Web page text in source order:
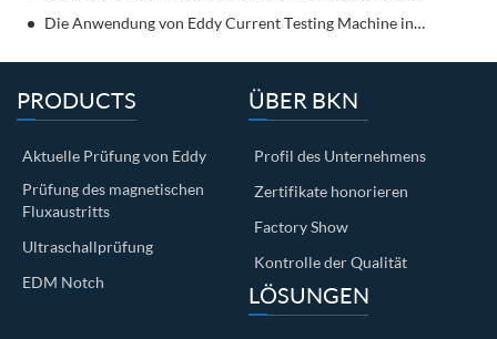
Die Anwendung von Eddy Current Testing Machine in Automobile
PRODUCTS
Aktuelle Prüfung von Eddy
Prüfung des magnetischen
Fluxaustritts
Ultraschallprüfung
EDM Notch
ÜBER BKN
Profil des Unternehmens
Zertifikate honorieren
Factory Show
Kontrolle der Qualität
LÖSUNGEN